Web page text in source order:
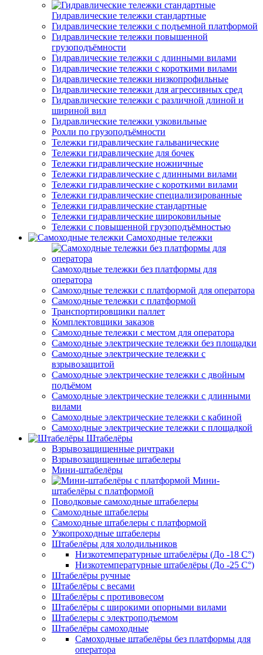
Гидравлические тележки стандартные
Гидравлические тележки с подъемной платформой
Гидравлические тележки повышенной
грузоподъёмности
Гидравлические тележки с длинными вилами
Гидравлические тележки с короткими вилами
Гидравлические тележки низкопрофильные
Гидравлические тележки для агрессивных сред
Гидравлические тележки с различной длиной и
шириной вил
Гидравлические тележки узковильные
Рохли по грузоподъёмности
Тележки гидравлические гальванические
Тележки гидравлические для бочек
Тележки гидравлические ножничные
Тележки гидравлические с длинными вилами
Тележки гидравлические с короткими вилами
Тележки гидравлические специализированные
Тележки гидравлические стандартные
Тележки гидравлические широковильные
Тележки с повышенной грузоподъёмностью
Самоходные тележки
Самоходные тележки без платформы для
оператора
Самоходные тележки с платформой для оператора
Самоходные тележки с платформой
Транспортировщики паллет
Комплектовщики заказов
Самоходные тележки с местом для оператора
Самоходные электрические тележки без площадки
Самоходные электрические тележки с
взрывозащитой
Самоходные электрические тележки с двойным
подъёмом
Самоходные электрические тележки с длинными
вилами
Самоходные электрические тележки с кабиной
Самоходные электрические тележки с площадкой
Штабелёры
Взрывозащищенные ричтраки
Взрывозащищенные штабелеры
Мини-штабелёры
Мини-
штабелёры с платформой
Поводковые самоходные штабелеры
Самоходные штабелеры
Самоходные штабелеры с платформой
Узкопроходные штабелеры
Штабелёры для холодильников
Низкотемпературные штабелёры (До -18 C°)
Низкотемпературные штабелёры (До -25 C°)
Штабелёры ручные
Штабелёры с весами
Штабелёры с противовесом
Штабелёры с широкими опорными вилами
Штабелеры с электроподъемом
Штабелёры самоходные
Самоходные штабелёры без платформы для
оператора